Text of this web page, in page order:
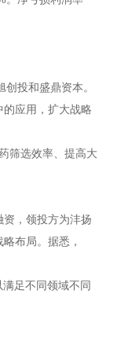
投和盛鼎资本。
应用，扩大战略
筛选效率、提高大
，领投方为沣扬
布局。据悉，
足不同领域不同